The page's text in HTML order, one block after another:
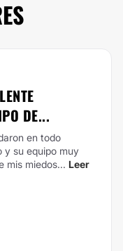
DE...
en todo
y su equipo muy
mis miedos... Leer